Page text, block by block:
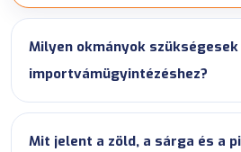
Milyen okmányok szükségesek
importvámügyintézéshez?
Mit jelent a zöld, a sárga és a